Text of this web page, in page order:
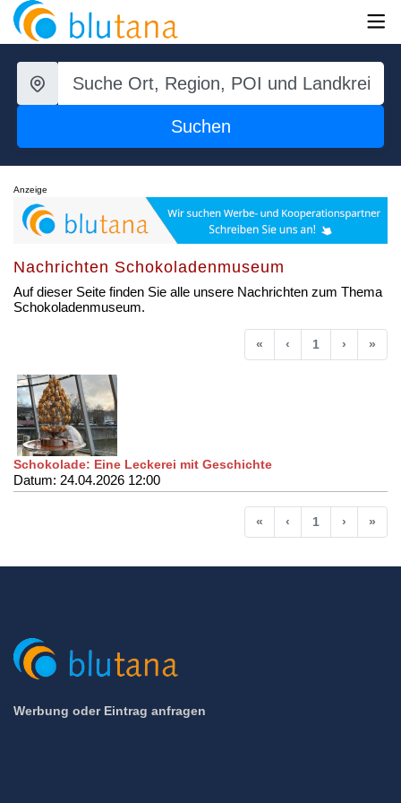
Suchen
Anzeige
Nachrichten Schokoladenmuseum
Auf dieser Seite finden Sie alle unsere Nachrichten zum Thema
Schokoladenmuseum.
« Anfang
‹ Vorherige
1 › Nächste
»
Schokolade: Eine Leckerei mit Geschichte
Datum: 24.04.2026 12:00
« Anfang
‹ Vorherige
1 › Nächste
»
Werbung oder Eintrag anfragen